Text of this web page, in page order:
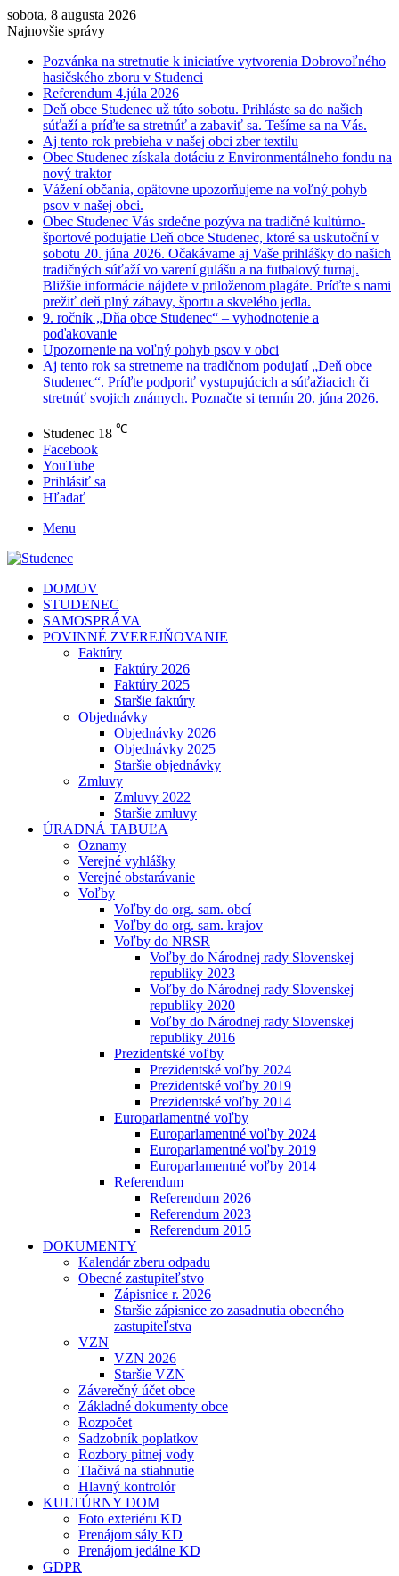
sobota, 8 augusta 2026
Najnovšie správy
Pozvánka na stretnutie k iniciatíve vytvorenia Dobrovoľného
hasičského zboru v Studenci
Referendum 4.júla 2026
Deň obce Studenec už túto sobotu. Prihláste sa do našich
súťaží a príďte sa stretnúť a zabaviť sa. Tešíme sa na Vás.
Aj tento rok prebieha v našej obci zber textilu
Obec Studenec získala dotáciu z Environmentálneho fondu na
nový traktor
Vážení občania, opätovne upozorňujeme na voľný pohyb
psov v našej obci.
Obec Studenec Vás srdečne pozýva na tradičné kultúrno-
športové podujatie Deň obce Studenec, ktoré sa uskutoční v
sobotu 20. júna 2026. Očakávame aj Vaše prihlášky do našich
tradičných súťaží vo varení gulášu a na futbalový turnaj.
Bližšie informácie nájdete v priloženom plagáte. Príďte s nami
prežiť deň plný zábavy, športu a skvelého jedla.
9. ročník „Dňa obce Studenec“ – vyhodnotenie a
poďakovanie
Upozornenie na voľný pohyb psov v obci
Aj tento rok sa stretneme na tradičnom podujatí „Deň obce
Studenec“. Príďte podporiť vystupujúcich a súťažiacich či
stretnúť svojich známych. Poznačte si termín 20. júna 2026.
Studenec 18 ℃
Facebook
YouTube
Prihlásiť sa
Hľadať
Menu
DOMOV
STUDENEC
SAMOSPRÁVA
POVINNÉ ZVEREJŇOVANIE
Faktúry
Faktúry 2026
Faktúry 2025
Staršie faktúry
Objednávky
Objednávky 2026
Objednávky 2025
Staršie objednávky
Zmluvy
Zmluvy 2022
Staršie zmluvy
ÚRADNÁ TABUĽA
Oznamy
Verejné vyhlášky
Verejné obstarávanie
Voľby
Voľby do org. sam. obcí
Voľby do org. sam. krajov
Voľby do NRSR
Voľby do Národnej rady Slovenskej
republiky 2023
Voľby do Národnej rady Slovenskej
republiky 2020
Voľby do Národnej rady Slovenskej
republiky 2016
Prezidentské voľby
Prezidentské voľby 2024
Prezidentské voľby 2019
Prezidentské voľby 2014
Europarlamentné voľby
Europarlamentné voľby 2024
Europarlamentné voľby 2019
Europarlamentné voľby 2014
Referendum
Referendum 2026
Referendum 2023
Referendum 2015
DOKUMENTY
Kalendár zberu odpadu
Obecné zastupiteľstvo
Zápisnice r. 2026
Staršie zápisnice zo zasadnutia obecného
zastupiteľstva
VZN
VZN 2026
Staršie VZN
Záverečný účet obce
Základné dokumenty obce
Rozpočet
Sadzobník poplatkov
Rozbory pitnej vody
Tlačivá na stiahnutie
Hlavný kontrolór
KULTÚRNY DOM
Foto exteriéru KD
Prenájom sály KD
Prenájom jedálne KD
GDPR